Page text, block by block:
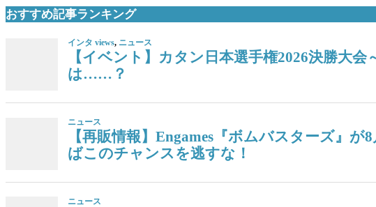
おすすめ記事ランキング
インタ views, ニュース
【イベント】カタン日本選手権2026決勝大
は……？
ニュース
【再販情報】Engames『ボムバスターズ』
ばこのチャンスを逃すな！
ニュース